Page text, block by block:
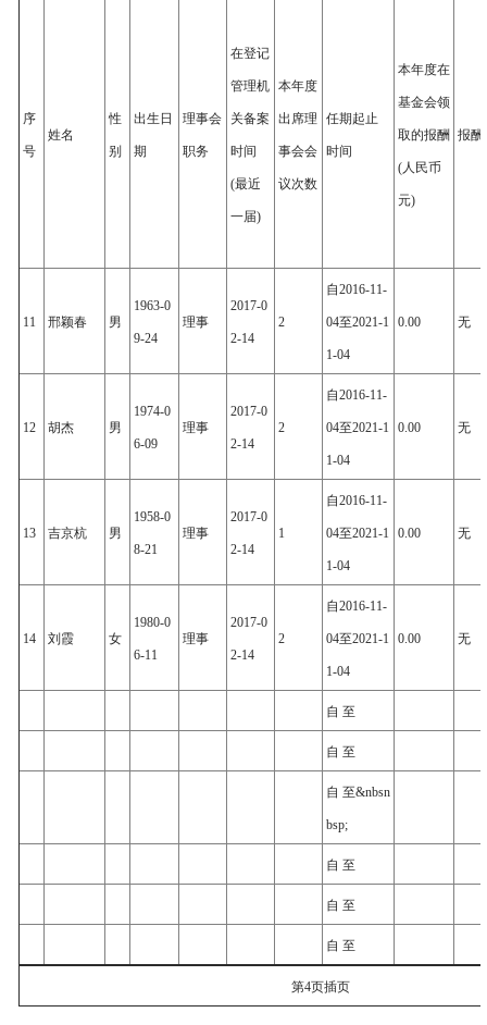
序
号
姓名
性
别
出生日
期
理事会
职务
在登记
管理机
关备案
时间
(最近
一届)
本年度
出席理
事会会
议次数
任期起止
时间
本年度在
基金会领
取的报酬
(人民币
元)
报酬
11 邢颖春 男
1963-0
9-24
理事
2017-0
2-14
2
自2016-11-
04至2021-1
1-04
0.00 无
12 胡杰 男
1974-0
6-09
理事
2017-0
2-14
2
自2016-11-
04至2021-1
1-04
0.00 无
13 吉京杭 男
1958-0
8-21
理事
2017-0
2-14
1
自2016-11-
04至2021-1
1-04
0.00 无
14 刘霞 女
1980-0
6-11
理事
2017-0
2-14
2
自2016-11-
04至2021-1
1-04
0.00 无
自 至
自 至
自 至&nbsn
bsp;
自 至
自 至
自 至
第4页插页